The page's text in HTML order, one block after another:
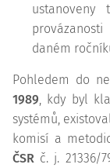
daném
Pohledem do
1989, kdy byl
systémů,
komisí a
ČSR č. j. 21336/